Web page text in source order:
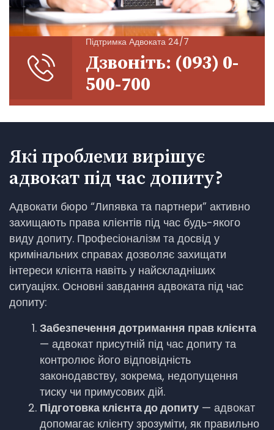
Підтримка Адвоката 24/7
Дзвоніть: (093) 0-
500-700
Які проблеми вирішує
адвокат під час допиту?
Адвокати бюро “Липявка та партнери” активно
захищають права клієнтів під час будь-якого
виду допиту. Професіоналізм та досвід у
кримінальних справах дозволяє захищати
інтереси клієнта навіть у найскладніших
ситуаціях. Основні завдання адвоката під час
допиту:
Забезпечення дотримання прав клієнта
— адвокат присутній під час допиту та
контролює його відповідність
законодавству, зокрема, недопущення
тиску чи примусових дій.
Підготовка клієнта до допиту — адвокат
допомагає клієнту зрозуміти, як правильно